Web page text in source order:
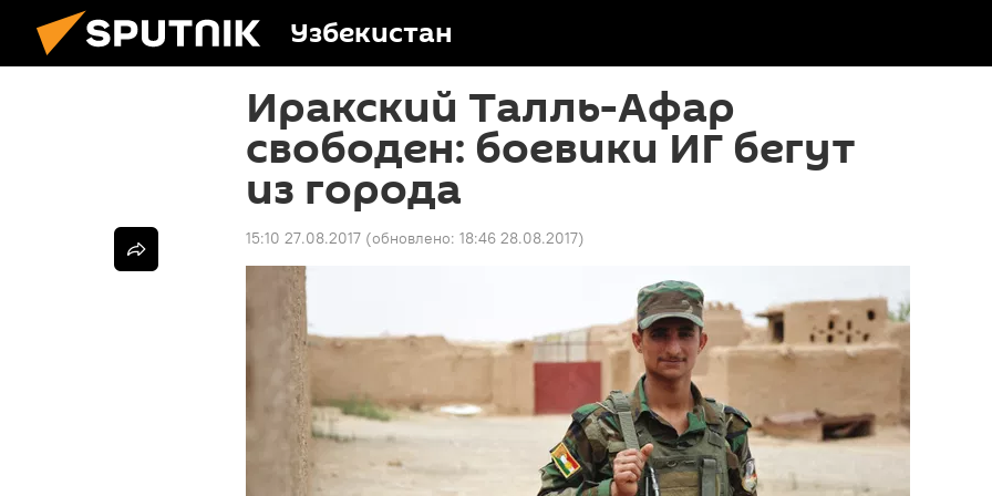
Узбекистан
Иракский Талль-Афар
свободен: боевики ИГ бегут
из города
15:10 27.08.2017 (обновлено: 18:46 28.08.2017)